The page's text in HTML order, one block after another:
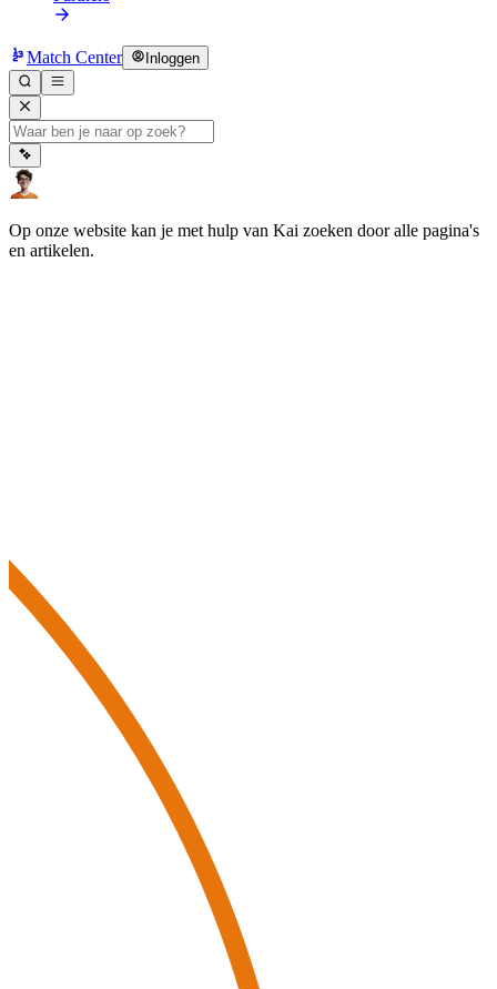
Match Center Inloggen
Op onze website kan je met hulp van Kai zoeken door alle pagina's
en artikelen.